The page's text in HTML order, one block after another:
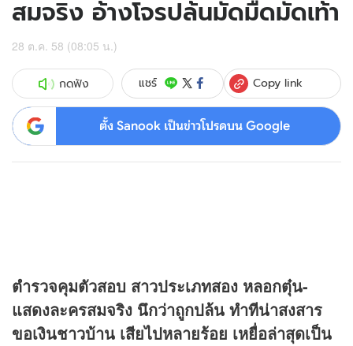
สมจริง อ้างโจรปล้นมัดมืดมัดเท้า
28 ต.ค. 58 (08:05 น.)
กดฟัง แชร์ Copy link
ตั้ง Sanook เป็นข่าวโปรดบน Google
ตำรวจคุมตัวสอบ สาวประเภทสอง หลอกตุ๋น-
แสดงละครสมจริง นึกว่าถูกปล้น ทำทีน่าสงสาร
ขอเงินชาวบ้าน เสียไปหลายร้อย เหยื่อล่าสุดเป็น